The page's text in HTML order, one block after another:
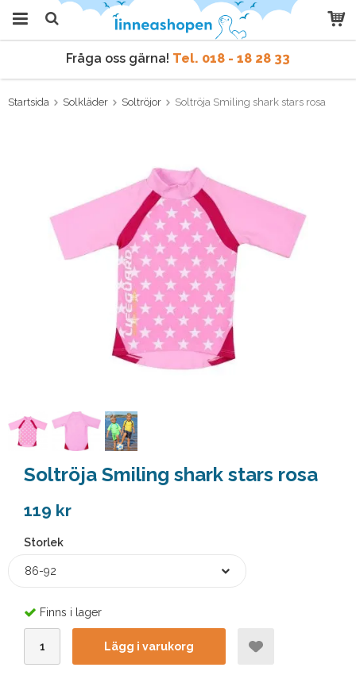
Produkten har blivit tillagd i
Fråga oss gärna! Tel. 018 - 18 28 33
Vi skickar samma dagvid order före kl 9 vardagar.
Startsida Solkläder Soltröjor Soltröja Smiling shark stars rosa
Soltröja Smiling shark stars rosa
119 kr
Storlek
86-92
Finns i lager
Lägg i varukorg